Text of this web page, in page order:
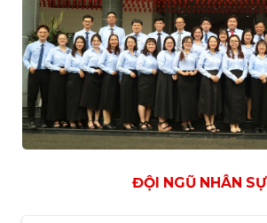
ĐỘI NGŨ NHÂN SỰ